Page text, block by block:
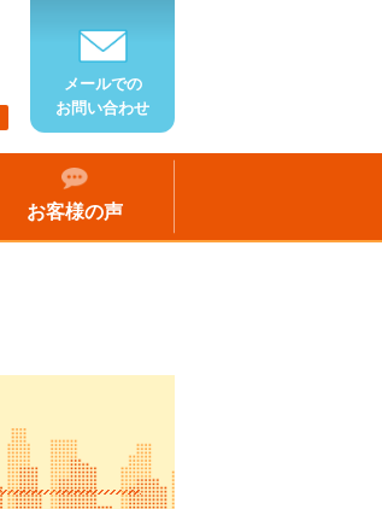
メールでの
お問い合わせ
お客様の声